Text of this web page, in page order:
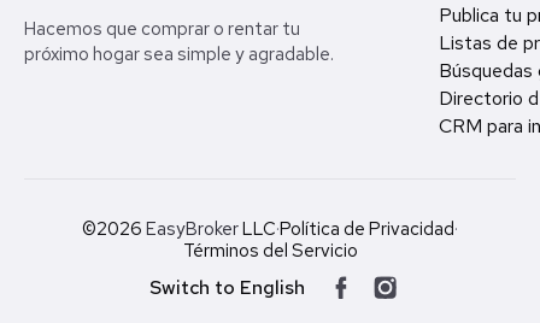
Hacemos que comprar o rentar tu
próximo hogar sea simple y agradable.
Publica tu
Listas de
Búsquedas
Directorio
CRM para
©2026 EasyBrokerLLC·Política de Privacidad·
Términos del Servicio
Switch to English